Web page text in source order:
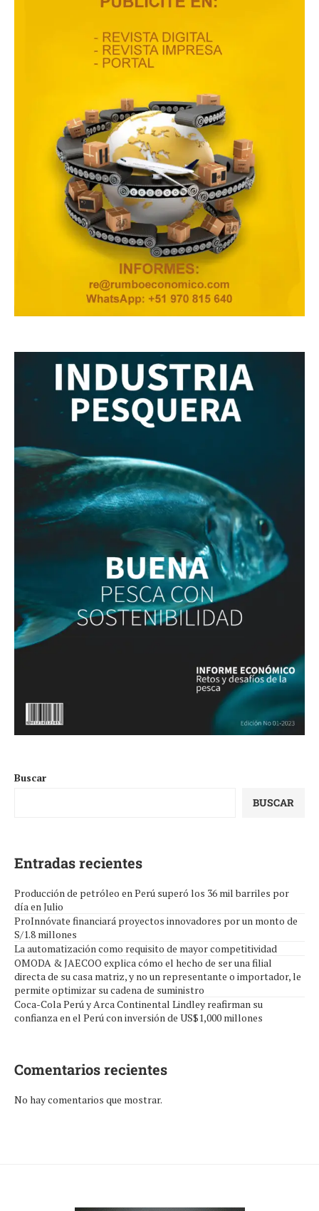
Buscar
BUSCAR
Entradas recientes
Producción de petróleo en Perú superó los 36 mil barriles por
día en Julio
ProInnóvate financiará proyectos innovadores por un monto de
S/1.8 millones
La automatización como requisito de mayor competitividad
OMODA & JAECOO explica cómo el hecho de ser una filial
directa de su casa matriz, y no un representante o importador, le
permite optimizar su cadena de suministro
Coca-Cola Perú y Arca Continental Lindley reafirman su
confianza en el Perú con inversión de US$1,000 millones
Comentarios recientes
No hay comentarios que mostrar.